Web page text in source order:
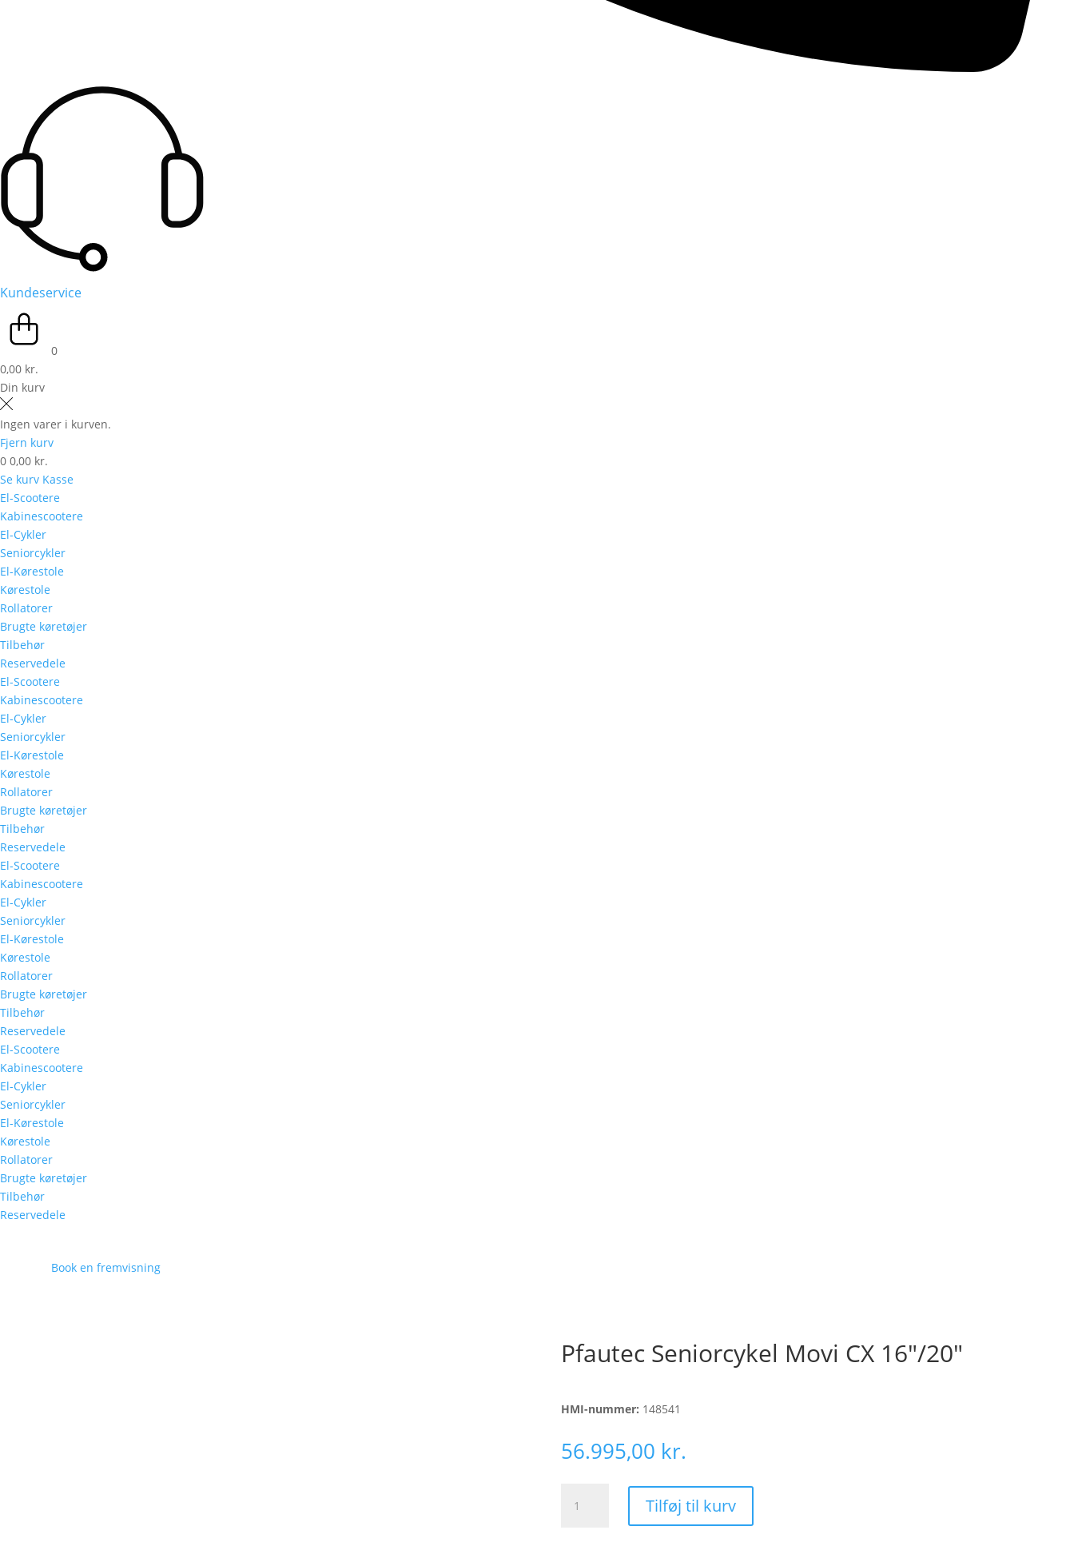
Kundeservice
0
0,00 kr.
Din kurv
Ingen varer i kurven.
Fjern kurv
0 0,00 kr.
Se kurv Kasse
El-Scootere
Kabinescootere
El-Cykler
Seniorcykler
El-Kørestole
Kørestole
Rollatorer
Brugte køretøjer
Tilbehør
Reservedele
El-Scootere
Kabinescootere
El-Cykler
Seniorcykler
El-Kørestole
Kørestole
Rollatorer
Brugte køretøjer
Tilbehør
Reservedele
El-Scootere
Kabinescootere
El-Cykler
Seniorcykler
El-Kørestole
Kørestole
Rollatorer
Brugte køretøjer
Tilbehør
Reservedele
El-Scootere
Kabinescootere
El-Cykler
Seniorcykler
El-Kørestole
Kørestole
Rollatorer
Brugte køretøjer
Tilbehør
Reservedele
Book en fremvisning
Pfautec Seniorcykel Movi CX 16″/20″
HMI-nummer: 148541
56.995,00 kr.
Seniorcykel
Tilføj til kurv